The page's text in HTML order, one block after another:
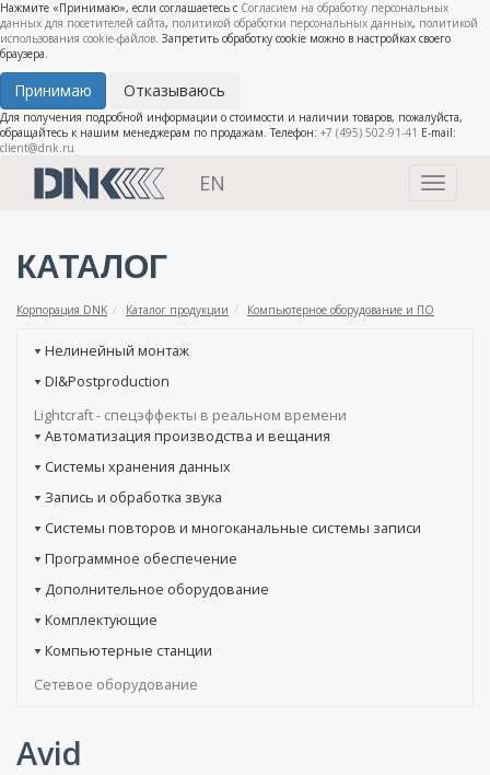
Нажмите «Принимаю», если соглашаетесь с Согласием на обработку персональных
данных для посетителей сайта, политикой обработки персональных данных, политикой
использования cookie-файлов. Запретить обработку cookie можно в настройках своего
браузера.
Принимаю Отказываюсь
Для получения подробной информации о стоимости и наличии товаров, пожалуйста,
обращайтесь к нашим менеджерам по продажам. Телефон: +7 (495) 502-91-41 E-mail:
client@dnk.ru
Toggle
EN
КАТАЛОГ
Корпорация DNK Каталог продукции Компьютерное оборудование и ПО
Нелинейный монтаж
DI&Postproduction
Lightcraft - cпецэффекты в реальном времени
Автоматизация производства и вещания
Системы хранения данных
Запись и обработка звука
Системы повторов и многоканальные системы записи
Программное обеспечение
Дополнительное оборудование
Комплектующие
Компьютерные станции
Сетевое оборудование
Avid